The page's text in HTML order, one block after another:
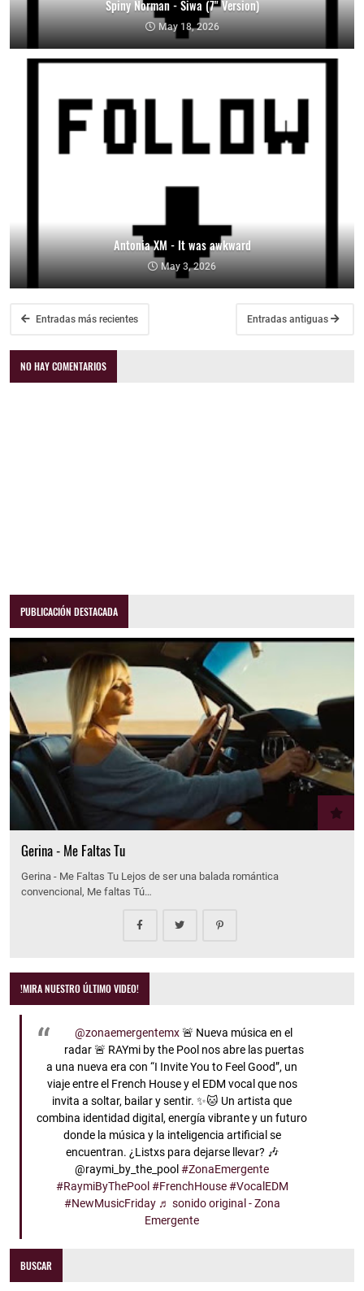
Spiny Norman - Siwa (7" Version)
May 18, 2026
Antonia XM - It was awkward
May 3, 2026
Entradas más recientes Entradas antiguas
NO HAY COMENTARIOS
PUBLICACIÓN DESTACADA
Gerina - Me Faltas Tu
Gerina - Me Faltas Tu Lejos de ser una balada romántica
convencional, Me faltas Tú…
!MIRA NUESTRO ÚLTIMO VIDEO!
@zonaemergentemx🚨 Nueva música en el
radar 🚨 RAYmi by the Pool nos abre las puertas
a una nueva era con “I Invite You to Feel Good”, un
viaje entre el French House y el EDM vocal que nos
invita a soltar, bailar y sentir. ✨🐱 Un artista que
combina identidad digital, energía vibrante y un futuro
donde la música y la inteligencia artificial se
encuentran. ¿Listxs para dejarse llevar? 🎶
@raymi_by_the_pool#ZonaEmergente
#RaymiByThePool #FrenchHouse #VocalEDM
#NewMusicFriday ♬ sonido original - Zona
Emergente
BUSCAR